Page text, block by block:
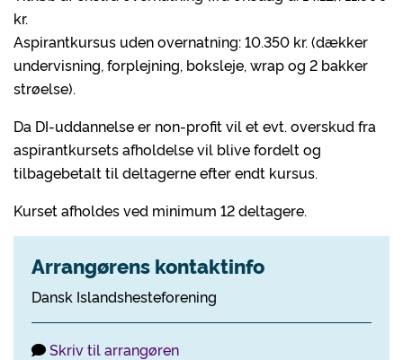
kr.
Aspirantkursus uden overnatning: 10.350 kr. (dækker
undervisning, forplejning, boksleje, wrap og 2 bakker
strøelse).
Da DI-uddannelse er non-profit vil et evt. overskud fra
aspirantkursets afholdelse vil blive fordelt og
tilbagebetalt til deltagerne efter endt kursus.
Kurset afholdes ved minimum 12 deltagere.
Arrangørens kontaktinfo
Dansk Islandshesteforening
Skriv til arrangøren